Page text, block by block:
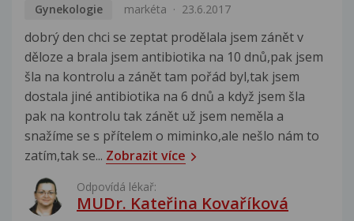
Gynekologie markéta 23.6.2017
dobrý den chci se zeptat prodělala jsem zánět v
děloze a brala jsem antibiotika na 10 dnů,pak jsem
šla na kontrolu a zánět tam pořád byl,tak jsem
dostala jiné antibiotika na 6 dnů a když jsem šla
pak na kontrolu tak zánět už jsem neměla a
snažíme se s přítelem o miminko,ale nešlo nám to
zatím,tak se... Zobrazit více
Odpovídá lékař:
MUDr. Kateřina Kovaříková